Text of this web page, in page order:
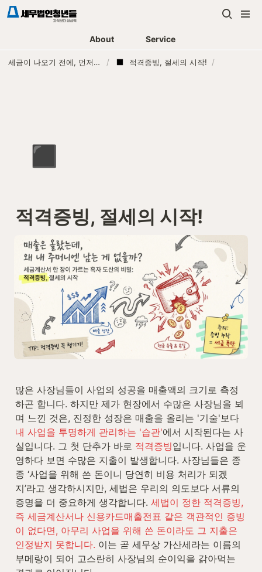
About Service
세금이 나오기 전에, 먼저 연락하는 세무법인 / 적격증빙, 절세의 시작! /
◾
적격증빙, 절세의 시작!
많은 사장님들이 사업의 성공을 매출액의 크기로 측정
하곤 합니다. 하지만 제가 현장에서 수많은 사장님을 뵈
내 사업을 투명하게 관리하는 '습관'에서 시작된다는 사
실입니다. 그 첫 단추가 바로 적격증빙입니다. 사업을 운
영하다 보면 수많은 지출이 발생합니다. 사장님들은 종
종 ‘사업을 위해 쓴 돈이니 당연히 비용 처리가 되겠
지’라고 생각하시지만, 세법은 우리의 의도보다 서류의
증명을 더 중요하게 생각합니다. 세법이 정한 적격증빙,
즉 세금계산서나 신용카드매출전표 같은 객관적인 증빙
이 없다면, 아무리 사업을 위해 쓴 돈이라도 그 지출은
인정받지 못합니다. 이는 곧 세무상 가산세라는 이름의
부메랑이 되어 고스란히 사장님의 순이익을 갉아먹는